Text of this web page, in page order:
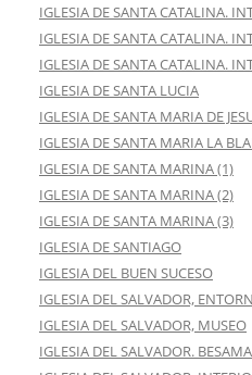
IGLESIA DE SANTA CATALINA.
IGLESIA DE SANTA CATALINA.
IGLESIA DE SANTA CATALINA.
IGLESIA DE SANTA LUCIA
IGLESIA DE SANTA MARIA DE
IGLESIA DE SANTA MARIA LA
IGLESIA DE SANTA MARINA (1)
IGLESIA DE SANTA MARINA (2)
IGLESIA DE SANTA MARINA (3)
IGLESIA DE SANTIAGO
IGLESIA DEL BUEN SUCESO
IGLESIA DEL SALVADOR,
IGLESIA DEL SALVADOR, MUSEO
IGLESIA DEL SALVADOR.